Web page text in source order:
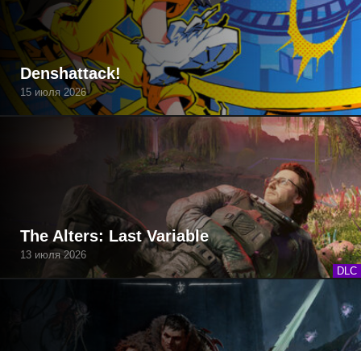
Denshattack!
15 июля 2026
DLC
The Alters: Last Variable
13 июля 2026